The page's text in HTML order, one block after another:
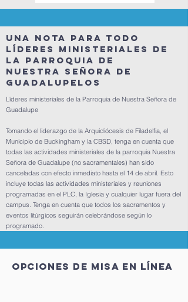
Una nota para todo
Líderes ministeriales de
la Parroquia de
Nuestra Señora de
GuadalupeLOS
Líderes ministeriales de la Parroquia de Nuestra Señora de
Guadalupe
Tomando el liderazgo de la Arquidiócesis de Filadelfia, el
Municipio de Buckingham y la CBSD, tenga en cuenta que
todas las actividades ministeriales de la parroquia Nuestra
Señora de Guadalupe (no sacramentales) han sido
canceladas con efecto inmediato hasta el 14 de abril. Esto
incluye todas las actividades ministeriales y reuniones
programadas en el PLC, la Iglesia y cualquier lugar fuera del
campus. Tenga en cuenta que todos los sacramentos y
eventos litúrgicos seguirán celebrándose según lo
programado.
Opciones de Misa en línea